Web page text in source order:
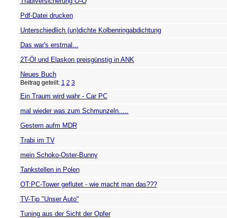
Pdf-Datei drucken
Unterschiedlich (un)dichte Kolbenringabdichtung
Das war's erstmal...
2T-Öl und Elaskon preisgünstig in ANK
Neues Buch
Beitrag geteilt: 1 2 3
Ein Traum wird wahr - Car PC
mal wieder was zum Schmunzeln.....
Gestern aufm MDR
Trabi im TV
mein Schoko-Oster-Bunny
Tankstellen in Polen
OT:PC-Tower geflutet - wie macht man das???
TV-Tip "Unser Auto"
Tuning aus der Sicht der Opfer